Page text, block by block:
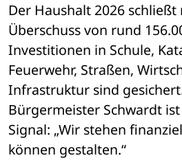
Der Haushalt 2026
Überschuss von rund
Investitionen in Schule,
Feuerwehr, Straßen,
Infrastruktur sind
Bürgermeister Schwardt
Signal: „Wir stehen
können gestalten.“